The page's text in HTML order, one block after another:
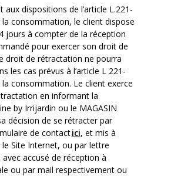
dispositions de l’article L.221-
la consommation, le client dispose
jours à compter de la réception
pour exercer son droit de
droit de rétractation ne pourra
les cas prévus à l’article L 221-
la consommation. Le client exerce
en informant la
by Irrijardin ou le MAGASIN
décision de se rétracter par
de contactici, et mis à
Site Internet, ou par lettre
accusé de réception à
ou par mail respectivement ou